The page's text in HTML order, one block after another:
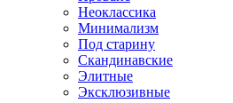
Неоклассика
Минимализм
Под старину
Скандинавские
Элитные
Эксклюзивные